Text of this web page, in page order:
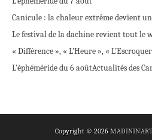
Canicule : la chaleur extrême devient
Le festival de la dachine revient tout le
« Différence », « L’Heure », «
L’éphéméride du 6 aoûtActualités des
Copyright © 2026 MADININ'ART